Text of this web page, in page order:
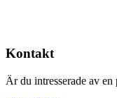
Kontakt
Är du intresserade av